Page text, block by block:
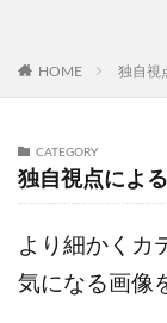
HOME 独自視
CATEGORY
独自視点によ
より細かくカ
気になる画像